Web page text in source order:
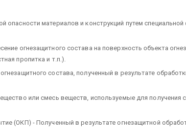
опасности материалов и конструкций путем специальной
огнезащитного состава на поверхность объекта
пропитка и т.п.).
состава, полученный в результате
или смесь веществ, используемые для получения
(ОКП) - Полученный в результате огнезащитной